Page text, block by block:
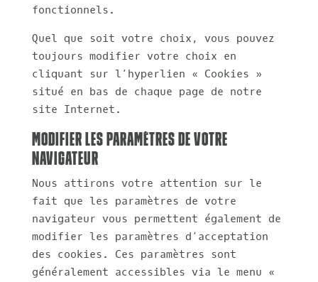
fonctionnels.
Quel que soit votre choix, vous pouvez
toujours modifier votre choix en
cliquant sur l’hyperlien « Cookies »
situé en bas de chaque page de notre
site Internet.
Modifier les paramètres de votre
navigateur
Nous attirons votre attention sur le
fait que les paramètres de votre
navigateur vous permettent également de
modifier les paramètres d’acceptation
des cookies. Ces paramètres sont
généralement accessibles via le menu «